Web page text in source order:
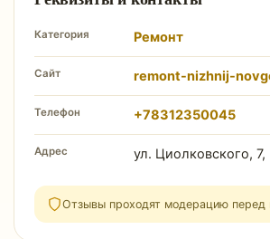
Категория Ремонт
Сайт remont-nizhnij-
Телефон +78312350045
Адрес ул. Циолковского, 7,
Отзывы проходят модерацию перед